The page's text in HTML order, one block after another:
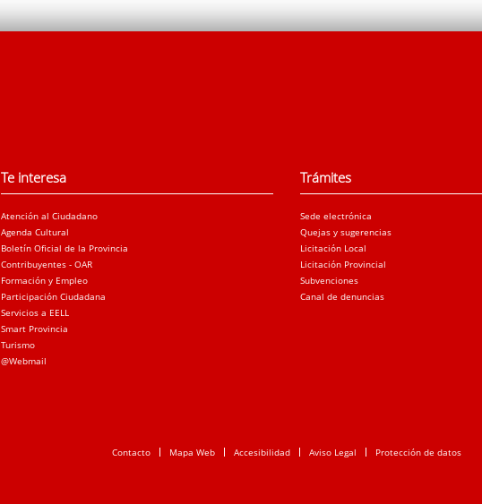
Te interesa
Atención al Ciudadano
Agenda Cultural
Boletín Oficial de la Provincia
Contribuyentes - OAR
Formación y Empleo
Participación Ciudadana
Servicios a EELL
Smart Provincia
Turismo
@Webmail
Trámites
Sede electrónica
Quejas y sugerencias
Licitación Local
Licitación Provincial
Subvenciones
Canal de denuncias
Contacto Mapa Web Accesibilidad Aviso Legal Protección de datos